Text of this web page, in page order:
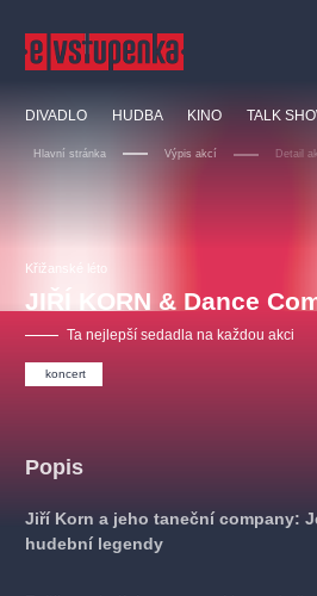
DIVADLO HUDBA KINO TALK
Hlavní stránka Výpis akcí Detail
Křižanské léto
JIŘÍ KORN & Dance
Ta nejlepší sedadla na každou akci
koncert
Popis
Jiří Korn a jeho taneční company:
hudební legendy
Nejnavštěvovanější
doporučujeme